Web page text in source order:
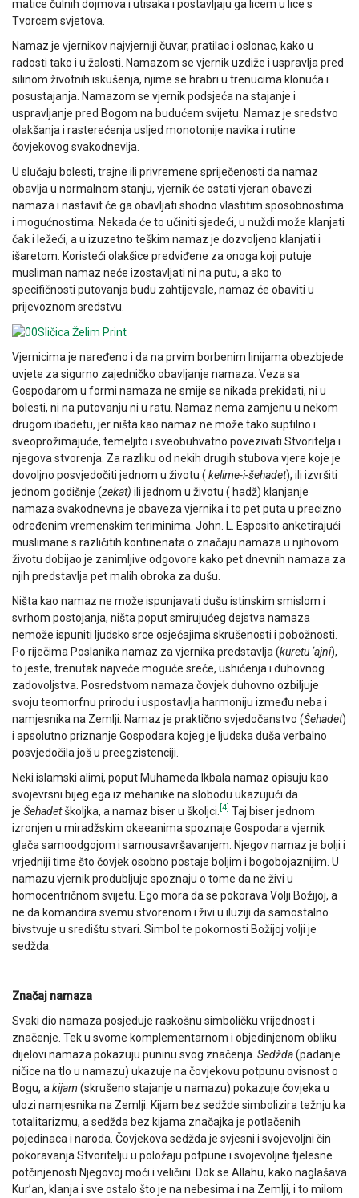
matice čulnih dojmova i utisaka i postavljaju ga licem u lice s
Tvorcem svjetova.
Namaz je vjernikov najvjerniji čuvar, pratilac i oslonac, kako u
radosti tako i u žalosti. Namazom se vjernik uzdiže i uspravlja pred
silinom životnih iskušenja, njime se hrabri u trenucima klonuća i
posustajanja. Namazom se vjernik podsjeća na stajanje i
uspravljanje pred Bogom na budućem svijetu. Namaz je sredstvo
olakšanja i rasterećenja usljed monotonije navika i rutine
čovjekovog svakodnevlja.
U slučaju bolesti, trajne ili privremene spriječenosti da namaz
obavlja u normalnom stanju, vjernik će ostati vjeran obavezi
namaza i nastavit će ga obavljati shodno vlastitim sposobnostima
i mogućnostima. Nekada će to učiniti sjedeći, u nuždi može klanjati
čak i ležeći, a u izuzetno teškim namaz je dozvoljeno klanjati i
išaretom. Koristeći olakšice predviđene za onoga koji putuje
musliman namaz neće izostavljati ni na putu, a ako to
specifičnosti putovanja budu zahtijevale, namaz će obaviti u
prijevoznom sredstvu.
Vjernicima je naređeno i da na prvim borbenim linijama obezbjede
uvjete za sigurno zajedničko obavljanje namaza. Veza sa
Gospodarom u formi namaza ne smije se nikada prekidati, ni u
bolesti, ni na putovanju ni u ratu. Namaz nema zamjenu u nekom
drugom ibadetu, jer ništa kao namaz ne može tako suptilno i
sveoprožimajuće, temeljito i sveobuhvatno povezivati Stvoritelja i
njegova stvorenja. Za razliku od nekih drugih stubova vjere koje je
dovoljno posvjedočiti jednom u životu ( kelime-i-šehadet), ili izvršiti
jednom godišnje (zekat) ili jednom u životu ( hadž) klanjanje
namaza svakodnevna je obaveza vjernika i to pet puta u precizno
određenim vremenskim teriminima. John. L. Esposito anketirajući
muslimane s različitih kontinenata o značaju namaza u njihovom
životu dobijao je zanimljive odgovore kako pet dnevnih namaza za
njih predstavlja pet malih obroka za dušu.
Ništa kao namaz ne može ispunjavati dušu istinskim smislom i
svrhom postojanja, ništa poput smirujućeg dejstva namaza
nemože ispuniti ljudsko srce osjećajima skrušenosti i pobožnosti.
Po riječima Poslanika namaz za vjernika predstavlja (kuretu ‘ajni),
to jeste, trenutak najveće moguće sreće, ushićenja i duhovnog
zadovoljstva. Posredstvom namaza čovjek duhovno ozbiljuje
svoju teomorfnu prirodu i uspostavlja harmoniju između neba i
namjesnika na Zemlji. Namaz je praktično svjedočanstvo (Šehadet)
i apsolutno priznanje Gospodara kojeg je ljudska duša verbalno
posvjedočila još u preegzistenciji.
Neki islamski alimi, poput Muhameda Ikbala namaz opisuju kao
svojevrsni bijeg ega iz mehanike na slobodu ukazujući da
je Šehadetškoljka, a namaz biser u školjci. [4] Taj biser jednom
izronjen u miradžskim okeeanima spoznaje Gospodara vjernik
glača samoodgojom i samousavršavanjem. Njegov namaz je bolji i
vrjedniji time što čovjek osobno postaje boljim i bogobojaznijim. U
namazu vjernik produbljuje spoznaju o tome da ne živi u
homocentričnom svijetu. Ego mora da se pokorava Volji Božijoj, a
ne da komandira svemu stvorenom i živi u iluziji da samostalno
bivstvuje u središtu stvari. Simbol te pokornosti Božijoj volji je
sedžda.
Značaj namaza
Svaki dio namaza posjeduje raskošnu simboličku vrijednost i
značenje. Tek u svome komplementarnom i objedinjenom obliku
dijelovi namaza pokazuju puninu svog značenja. Sedžda(padanje
ničice na tlo u namazu) ukazuje na čovjekovu potpunu ovisnost o
Bogu, a kijam (skrušeno stajanje u namazu) pokazuje čovjeka u
ulozi namjesnika na Zemlji. Kijam bez sedžde simbolizira težnju ka
totalitarizmu, a sedžda bez kijama značajka je potlačenih
pojedinaca i naroda. Čovjekova sedžda je svjesni i svojevoljni čin
pokoravanja Stvoritelju u položaju potpune i svojevoljne tjelesne
potčinjenosti Njegovoj moći i veličini. Dok se Allahu, kako naglašava
Kur’an, klanja i sve ostalo što je na nebesima i na Zemlji, i to milom